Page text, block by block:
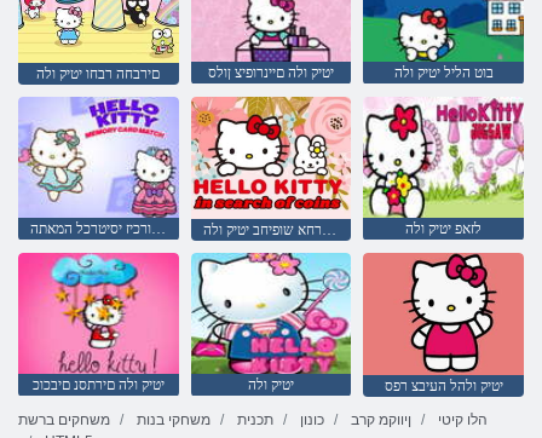
םירבחה רבחו יטיק ולה יטיק ולה םיינרופיצ ןולס בוט הליל יטיק ולה
יטיק ולה לש ןורכיז יסיטרכל המאתה תועבטמ רחא שופיחב יטיק ולה לזאפ יטיק ולה
יטיק ולה םירתסנ םיבכוכ יטיק ולה
יטיק ולהל העיבצ רפס
משחקים ברשת
משחקי בנות תכנית כונון ןיווקמ קרב
הלו קיטי